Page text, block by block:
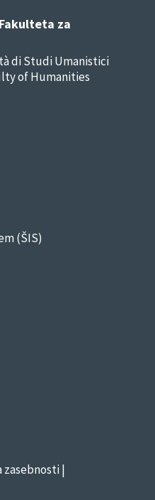
za
di Studi Umanistici
of Humanities
(ŠIS)
zasebnosti |